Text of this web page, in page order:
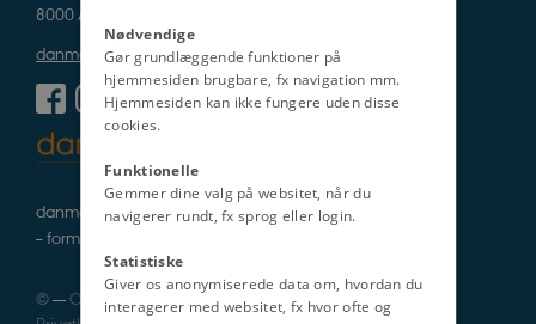
8000 Aarhus C
danmarkshistorien@cas.au.dk
danmarkshistorie i tekst, lyd og billede
– formidlet af fagfolk
©—Cookies
Nødvendige
Gør grundlæggende funktioner på
hjemmesiden brugbare, fx navigation mm.
Hjemmesiden kan ikke fungere uden disse
cookies.
Funktionelle
Gemmer dine valg på websitet, når du
navigerer rundt, fx sprog eller login.
Statistiske
Giver os anonymiserede data om, hvordan du
interagerer med websitet, fx hvor ofte og